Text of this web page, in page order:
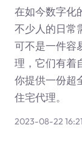
在如今数字化
不少人的日常
可不是一件容
理，它们有着
你提供一份超
住宅代理。
2023-08-22 16:21